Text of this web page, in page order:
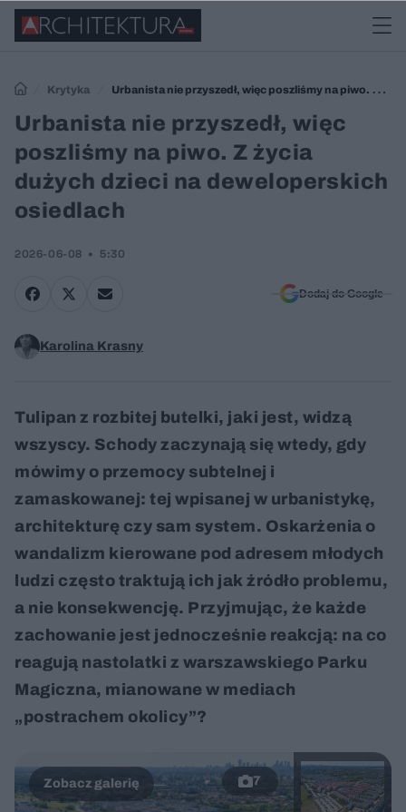
Krytyka
Urbanista nie przyszedł, więc poszliśmy na piwo. Z
życia dużych dzieci na deweloperskich osiedlach
Urbanista nie przyszedł, więc
poszliśmy na piwo. Z życia
dużych dzieci na deweloperskich
osiedlach
2026-06-08 5:30
Dodaj do Google
Karolina Krasny
Tulipan z rozbitej butelki, jaki jest, widzą
wszyscy. Schody zaczynają się wtedy, gdy
mówimy o przemocy subtelnej i
zamaskowanej: tej wpisanej w urbanistykę,
architekturę czy sam system. Oskarżenia o
wandalizm kierowane pod adresem młodych
ludzi często traktują ich jak źródło problemu,
a nie konsekwencję. Przyjmując, że każde
zachowanie jest jednocześnie reakcją: na co
reagują nastolatki z warszawskiego Parku
Magiczna, mianowane w mediach
„postrachem okolicy”?
7